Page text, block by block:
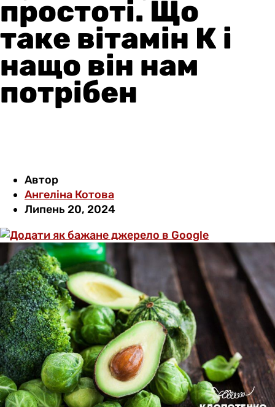
простоті. Що
таке вітамін К і
нащо він нам
потрібен
Автор
Ангеліна Котова
Липень 20, 2024